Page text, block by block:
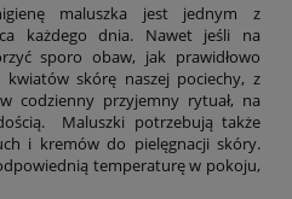
maluszka jest jednym z
każdego dnia. Nawet jeśli na
sporo obaw, jak prawidłowo
skórę naszej pociechy, z
codzienny przyjemny rytuał, na
Maluszki potrzebują także
i kremów do pielęgnacji skóry.
temperaturę w pokoju,